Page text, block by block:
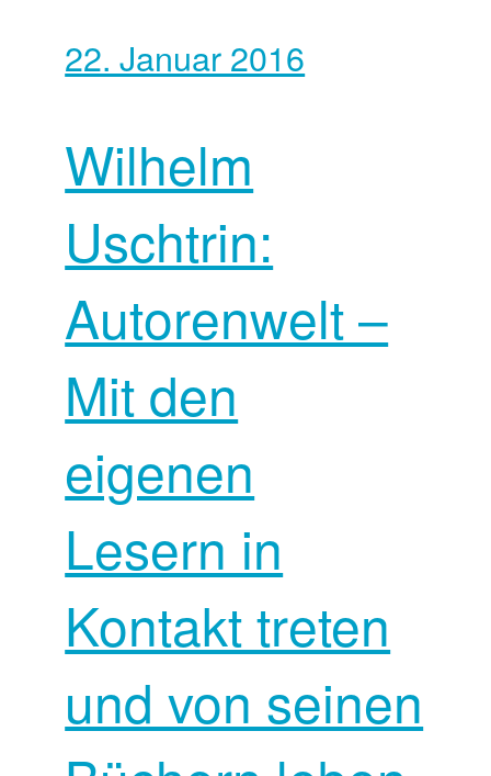
22. Januar 2016
Wilhelm
Uschtrin:
Autorenwelt –
Mit den
eigenen
Lesern in
Kontakt treten
und von seinen